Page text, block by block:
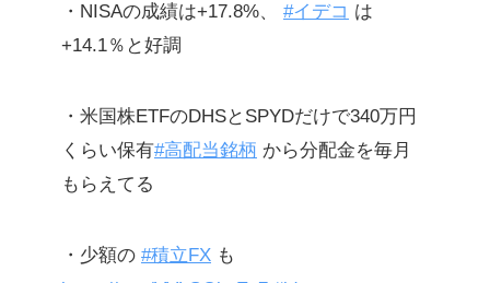
・NISAの成績は+17.8%、 #イデコ は
+14.1％と好調
・米国株ETFのDHSとSPYDだけで340万円
くらい保有#高配当銘柄 から分配金を毎月
もらえてる
・少額の #積立FX も